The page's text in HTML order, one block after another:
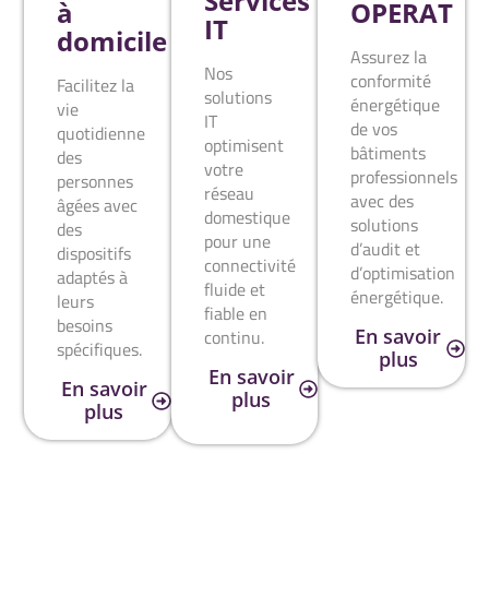
à
domicile
Facilitez la
vie
quotidienne
des
personnes
âgées avec
des
dispositifs
adaptés à
leurs
besoins
spécifiques.
En savoir
plus
IT
Nos
solutions
IT
optimisent
votre
réseau
domestique
pour une
connectivité
fluide et
fiable en
continu.
En savoir
plus
OPERAT
Assurez la
conformité
énergétique
de vos
bâtiments
professionnels
avec des
solutions
d’audit et
d’optimisation
énergétique.
En savoir
plus